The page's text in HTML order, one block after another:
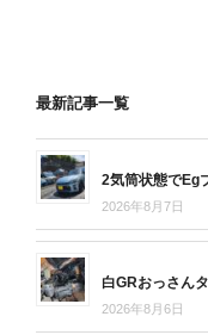
最新記事一覧
2気筒状態でEg
2026年8月7日
白GRおっさん
2026年8月6日